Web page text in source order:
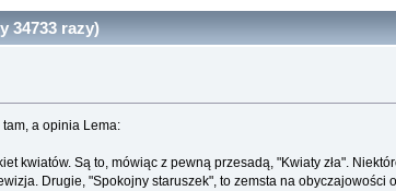
34733 razy)
a opinia Lema:
kwiatów. Są to, mówiąc z pewną przesadą, "Kwiaty zła".
Drugie, "Spokojny staruszek", to zemsta na obyczajowości